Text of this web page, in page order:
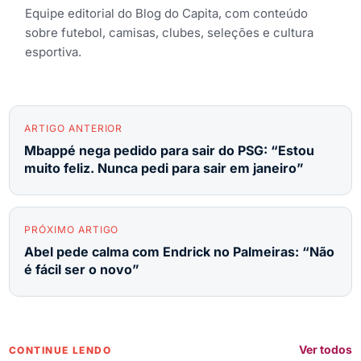
Equipe editorial do Blog do Capita, com conteúdo
sobre futebol, camisas, clubes, seleções e cultura
esportiva.
ARTIGO ANTERIOR
Mbappé nega pedido para sair do PSG: “Estou
muito feliz. Nunca pedi para sair em janeiro”
PRÓXIMO ARTIGO
Abel pede calma com Endrick no Palmeiras: “Não
é fácil ser o novo”
CONTINUE LENDO Ver todos